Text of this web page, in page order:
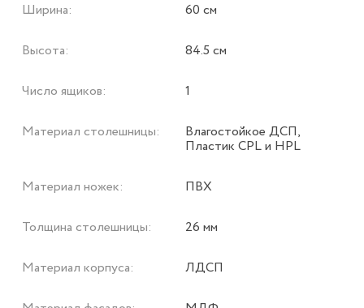
Ширина: 60 см
Высота: 84.5 см
Число ящиков: 1
Материал столешницы: Влагостойкое ДСП,
Пластик CPL и HPL
Материал ножек: ПВХ
Толщина столешницы: 26 мм
Материал корпуса: ЛДСП